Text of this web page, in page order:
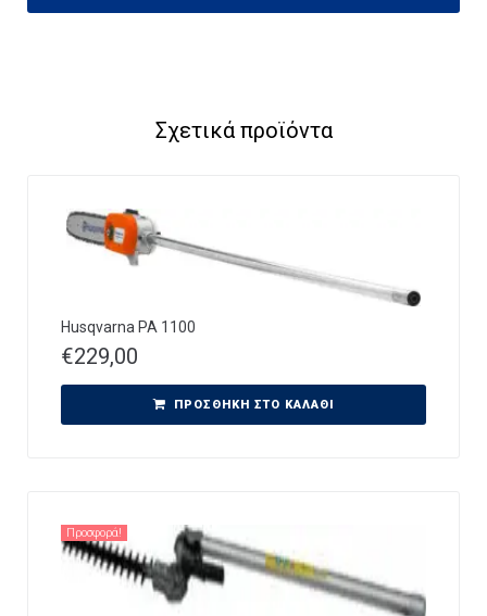
Σχετικά προϊόντα
Husqvarna PA 1100
€229,00
ΠΡΟΣΘΉΚΗ ΣΤΟ ΚΑΛΆΘΙ
Προσφορά!